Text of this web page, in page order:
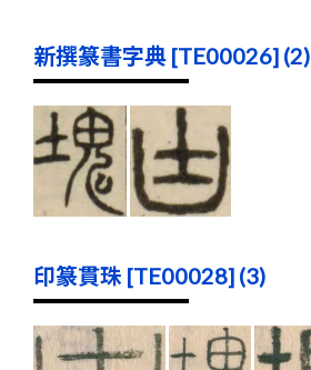
新撰篆書字典 [TE00026] (2)
印篆貫珠 [TE00028] (3)